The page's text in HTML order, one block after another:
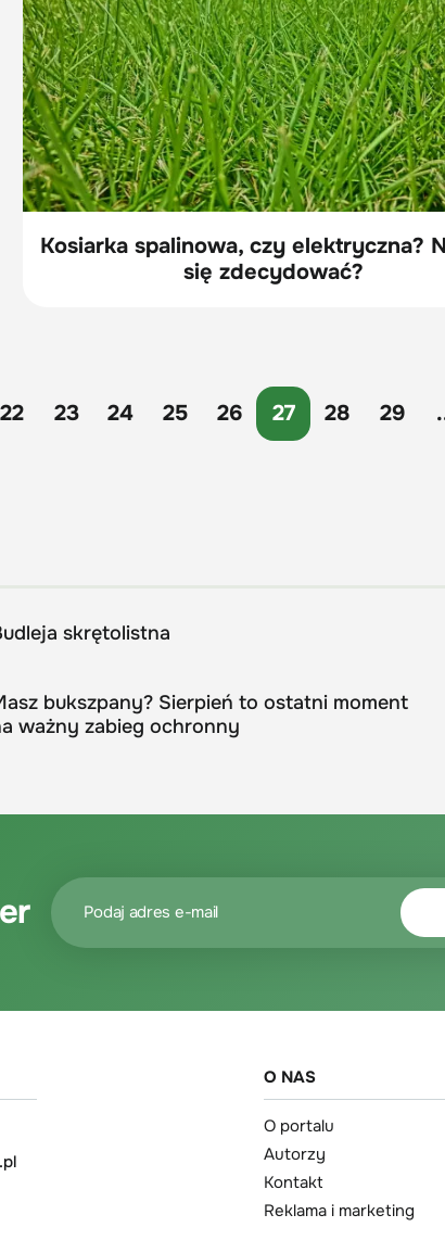
Kosiarka spalinowa, czy elektryczna?
się zdecydować?
22 23 24 25 26 27 28 29
skrętolistna
bukszpany? Sierpień to ostatni moment
ważny zabieg ochronny
O NAS
O portalu
Autorzy
Kontakt
Reklama i marketing